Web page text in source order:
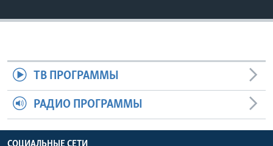
ТВ ПРОГРАММЫ
РАДИО ПРОГРАММЫ